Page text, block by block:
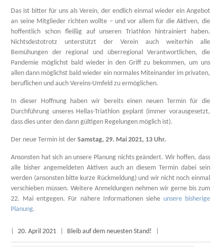
Das ist bitter für uns als Verein, der endlich einmal wieder ein Angebot
an seine Mitglieder richten wollte – und vor allem für die Aktiven, die
hoffentlich schon fleißig auf unseren Triathlon hintrainiert haben.
Nichtsdestotrotz unterstützt der Verein auch weiterhin alle
Bemühungen der regional und überregional Verantwortlichen, die
Pandemie möglichst bald wieder in den Griff zu bekommen, um uns
allen dann möglichst bald wieder ein normales Miteinander im privaten,
beruflichen und auch Vereins-Umfeld zu ermöglichen.
In dieser Hoffnung haben wir bereits einen neuen Termin für die
Durchführung unseres Hellas-Triathlon geplant (immer vorausgesetzt,
dass dies unter den dann gültigen Regelungen möglich ist).
Der neue Termin ist derSamstag, 29. Mai 2021, 13 Uhr.
Ansonsten hat sich an unsere Planung nichts geändert. Wir hoffen, dass
alle bisher angemeldeten Aktiven auch an diesem Termin dabei sein
werden (ansonsten bitte kurze Rückmeldung) und wir nicht noch einmal
verschieben müssen. Weitere Anmeldungen nehmen wir gerne bis zum
22. Mai entgegen. Für nähere Informationen siehe unsere bisherige
Planung.
20. April 2021 Bleib auf dem neuesten Stand!